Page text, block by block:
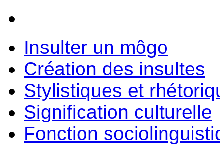
Insulter un môgo
Création des insultes
Stylistiques et
Signification culturelle
Fonction